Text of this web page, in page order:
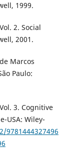
1999.
2. Social
2001.
Marcos
Paulo:
3. Cognitive
USA: Wiley-
9781444327496